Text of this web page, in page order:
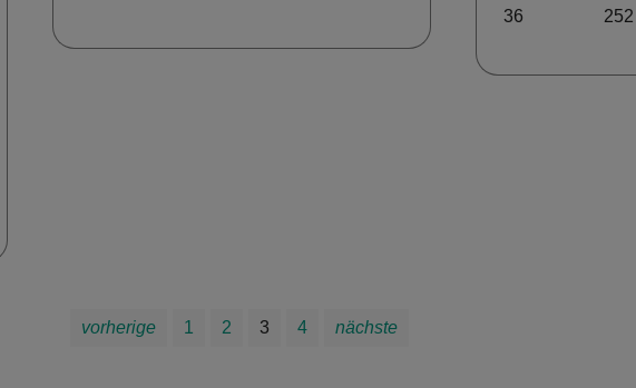
36
252
vorherige 1 2 3 4 nächste